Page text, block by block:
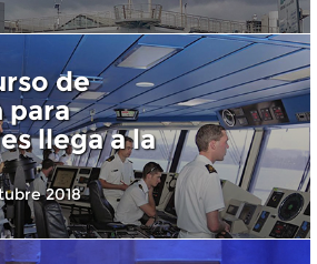
de
para
llega a la
2018